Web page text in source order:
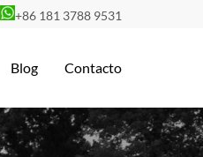
+86 181 3788 9531
Blog Contacto